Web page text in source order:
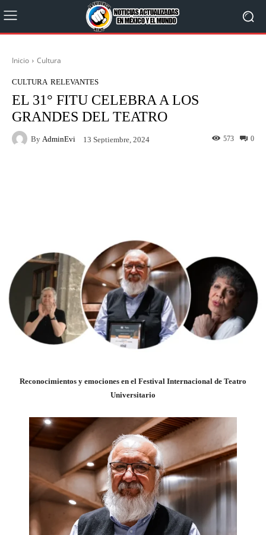
Inicio Cultura
CULTURA RELEVANTES
EL 31° FITU CELEBRA A LOS
GRANDES DEL TEATRO
By AdminEvi 13 Septiembre, 2024 0
573
Reconocimientos y emociones en el Festival Internacional de Teatro
Universitario